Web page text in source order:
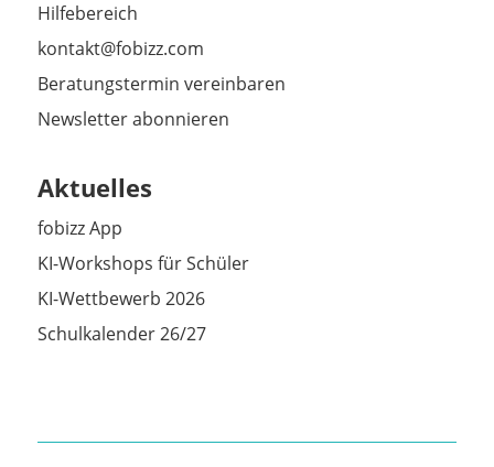
Hilfebereich
kontakt@fobizz.com
Beratungstermin vereinbaren
Newsletter abonnieren
Aktuelles
fobizz App
KI-Workshops für Schüler
KI-Wettbewerb 2026
Schulkalender 26/27